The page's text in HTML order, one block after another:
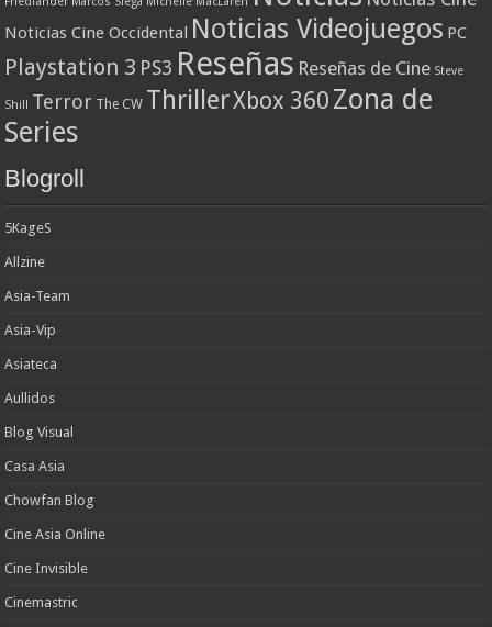
Noticias Cine Occidental Noticias Videojuegos PC
Playstation 3 PS3 Reseñas Reseñas de Cine Steve
Shill Terror The CW ThrillerXbox 360 Zona de
Series
Blogroll
5KageS
Allzine
Asia-Team
Asia-Vip
Asiateca
Aullidos
Blog Visual
Casa Asia
Chowfan Blog
Cine Asia Online
Cine Invisible
Cinemastric